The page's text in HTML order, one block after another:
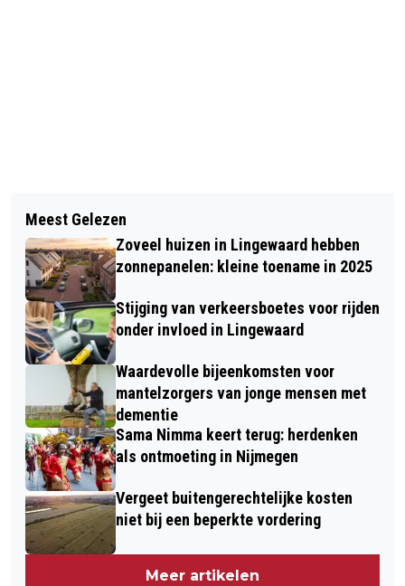
DRUK PINKSTERWEEKEND VERWACHT
OP ROUTES NAAR VELUWE EN DUITSE
GRENS
LEZING VAN BARBARA VAN RIJN
TUWOR OP 25 MEI IN HET COLOFON
Meest Gelezen
Zoveel huizen in Lingewaard hebben
zonnepanelen: kleine toename in 2025
Stijging van verkeersboetes voor rijden
onder invloed in Lingewaard
Waardevolle bijeenkomsten voor
mantelzorgers van jonge mensen met
dementie
Sama Nimma keert terug: herdenken
als ontmoeting in Nijmegen
Vergeet buitengerechtelijke kosten
niet bij een beperkte vordering
Meer artikelen